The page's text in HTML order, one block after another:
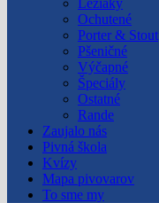
Ležiaky
Ochutené
Porter & Stout
Pšeničné
Výčapné
Špeciály
Ostatné
Rande
Zaujalo nás
Pivná škola
Kvízy
Mapa pivovarov
To sme my